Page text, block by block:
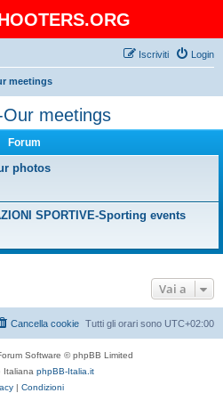
Login
Iscriviti
meetings
meetings
Forum
photos
SPORTIVE-Sporting events
Vai a
Tutti gli orari sono UTC+02:00
Cancella cookie
Software © phpBB Limited
Italiana phpBB-Italia.it
| Condizioni